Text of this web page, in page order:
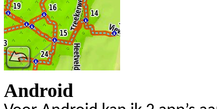
Android